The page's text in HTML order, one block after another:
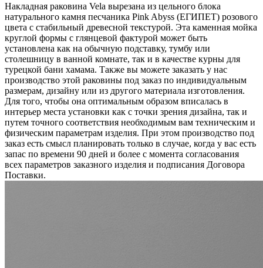
Накладная раковина Vela вырезана из цельного блока
натурального камня песчаника Pink Abyss (ЕГИПЕТ) розового
цвета c стабильный древесной текстурой. Эта каменная мойка
круглой формы с глянцевой фактурой может быть
установлена как на обычную подставку, тумбу или
столешницу в ванной комнате, так и в качестве курны для
турецкой бани хамама. Также вы можете заказать у нас
производство этой раковины под заказ по индивидуальным
размерам, дизайну или из другого материала изготовления.
Для того, чтобы она оптимальным образом вписалась в
интерьер места установки как с точки зрения дизайна, так и
путем точного соответствия необходимым вам техническим и
физическим параметрам изделия. При этом производство под
заказ есть смысл планировать только в случае, когда у вас есть
запас по времени 90 дней и более с момента согласования
всех параметров заказного изделия и подписания Договора
Поставки.